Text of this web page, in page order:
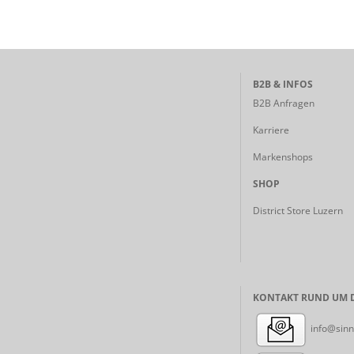
B2B & INFOS
B2B Anfragen
Karriere
Markenshops
SHOP
District Store Luzern
KONTAKT RUND UM